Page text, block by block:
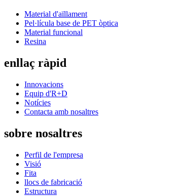
Material d'aïllament
Pel·lícula base de PET òptica
Material funcional
Resina
enllaç ràpid
Innovacions
Equip d'R+D
Notícies
Contacta amb nosaltres
sobre nosaltres
Perfil de l'empresa
Visió
Fita
llocs de fabricació
Estructura